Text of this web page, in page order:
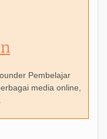
Pembelajar
media online,